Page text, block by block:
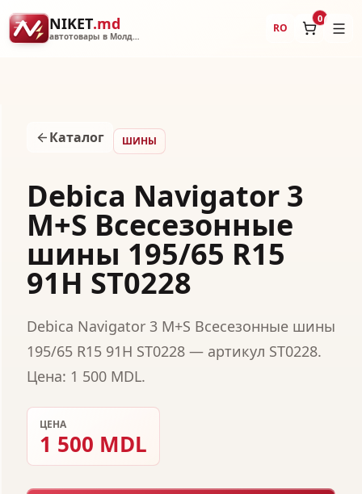
NIKET.md
автотовары в Молдове
RO
0
Каталог ШИНЫ
Debica Navigator 3
M+S Всесезонные
шины 195/65 R15
91H ST0228
Debica Navigator 3 M+S Всесезонные шины
195/65 R15 91H ST0228 — артикул ST0228.
Цена: 1 500 MDL.
ЦЕНА
1 500 MDL